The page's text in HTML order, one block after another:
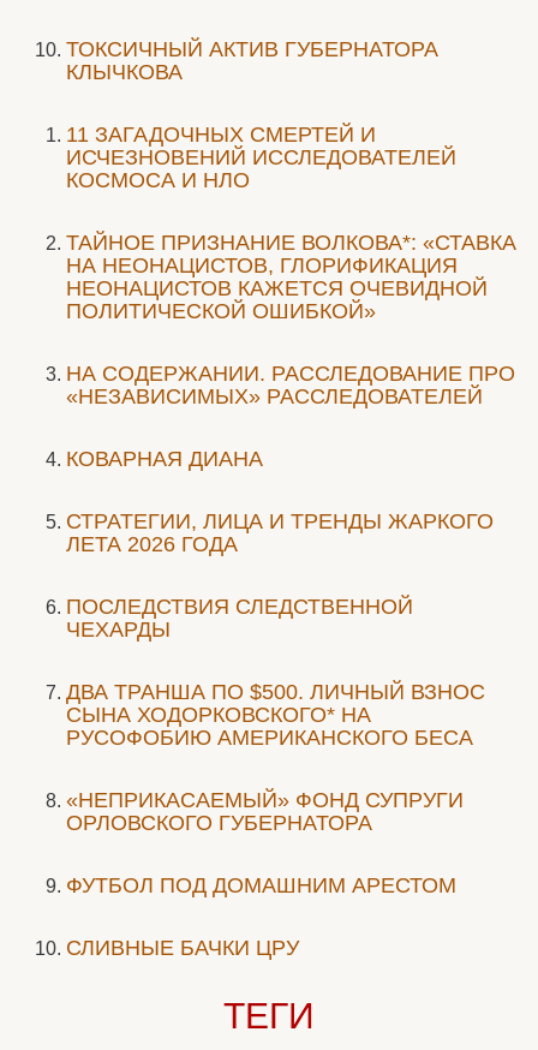
ТОКСИЧНЫЙ АКТИВ ГУБЕРНАТОРА
КЛЫЧКОВА
11 ЗАГАДОЧНЫХ СМЕРТЕЙ И
ИСЧЕЗНОВЕНИЙ ИССЛЕДОВАТЕЛЕЙ
КОСМОСА И НЛО
ТАЙНОЕ ПРИЗНАНИЕ ВОЛКОВА*: «СТАВКА
НА НЕОНАЦИСТОВ, ГЛОРИФИКАЦИЯ
НЕОНАЦИСТОВ КАЖЕТСЯ ОЧЕВИДНОЙ
ПОЛИТИЧЕСКОЙ ОШИБКОЙ»
НА СОДЕРЖАНИИ. РАССЛЕДОВАНИЕ ПРО
«НЕЗАВИСИМЫХ» РАССЛЕДОВАТЕЛЕЙ
КОВАРНАЯ ДИАНА
СТРАТЕГИИ, ЛИЦА И ТРЕНДЫ ЖАРКОГО
ЛЕТА 2026 ГОДА
ПОСЛЕДСТВИЯ СЛЕДСТВЕННОЙ
ЧЕХАРДЫ
ДВА ТРАНША ПО $500. ЛИЧНЫЙ ВЗНОС
СЫНА ХОДОРКОВСКОГО* НА
РУСОФОБИЮ АМЕРИКАНСКОГО БЕСА
«НЕПРИКАСАЕМЫЙ» ФОНД СУПРУГИ
ОРЛОВСКОГО ГУБЕРНАТОРА
ФУТБОЛ ПОД ДОМАШНИМ АРЕСТОМ
СЛИВНЫЕ БАЧКИ ЦРУ
ТЕГИ